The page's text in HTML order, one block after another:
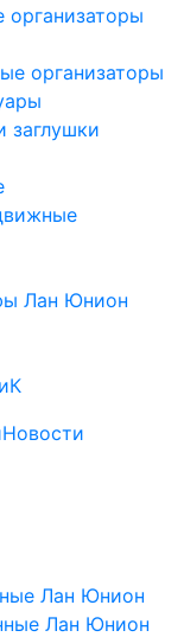
организаторы
организаторы
заглушки
Лан Юнион
Новости
Лан Юнион
Лан Юнион